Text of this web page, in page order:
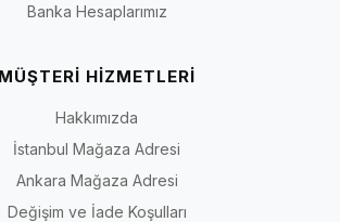
Banka Hesaplarımız
MÜŞTERİ HİZMETLERİ
Hakkımızda
İstanbul Mağaza Adresi
Ankara Mağaza Adresi
Değişim ve İade Koşulları